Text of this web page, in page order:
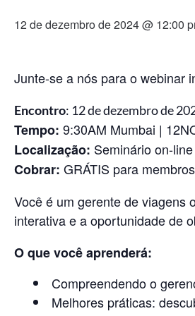
12 de dezembro de 2024 @ 12:00
Junte-se a nós para o webinar
Encontro: 12 de dezembro de
Tempo: 9:30AM Mumbai |
Localização: Seminário on-line
Cobrar: GRÁTIS para
Você é um gerente de viagens
interativa e a oportunidade de
O que você aprenderá:
Compreendendo o
Melhores práticas: